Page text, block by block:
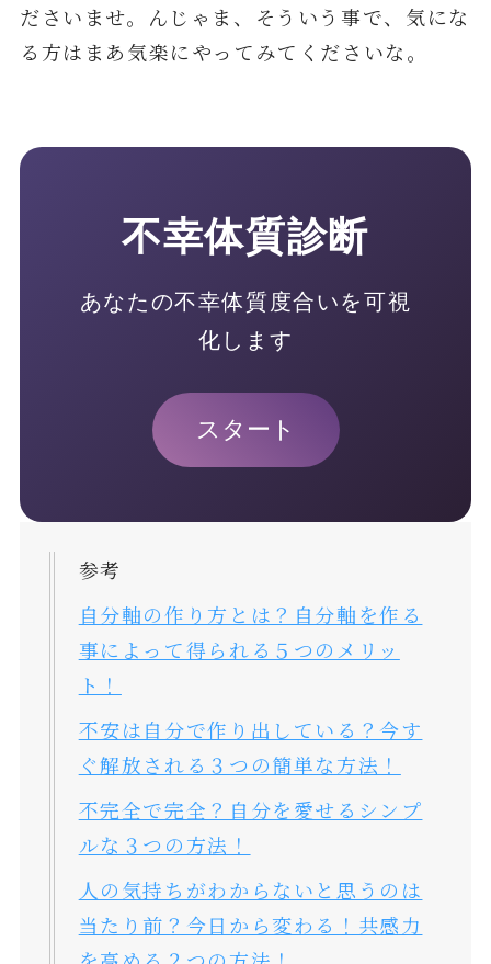
ださいませ。んじゃま、そういう事で、気にな
る方はまあ気楽にやってみてくださいな。
不幸体質診断
あなたの不幸体質度合いを可視
化します
スタート
参考
自分軸の作り方とは？自分軸を作る
事によって得られる５つのメリッ
ト！
不安は自分で作り出している？今す
ぐ解放される３つの簡単な方法！
不完全で完全？自分を愛せるシンプ
ルな３つの方法！
人の気持ちがわからないと思うのは
当たり前？今日から変わる！共感力